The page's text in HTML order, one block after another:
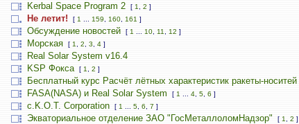
Kerbal Space Program 2 [ 1 2 ]
Не летит! [ 1 159, 160, 161 ]
Обсуждение новостей [ 1 10, 11 12 ]
Морская [ 1 2 3 4]
Real Solar System v16.4
KSP Фокса [ 1 2 ]
Бесплатный курс Расчёт лётных характеристик ракеты-носитей
FASA(NASA) и Real Solar System [ 1 4, 5, 6 ]
c.K.O.T. Corporation [ 1 5, 6 7 ]
Экваториальное отделение ЗАО "ГосМеталлоломНадзор" [ 1 2 ]